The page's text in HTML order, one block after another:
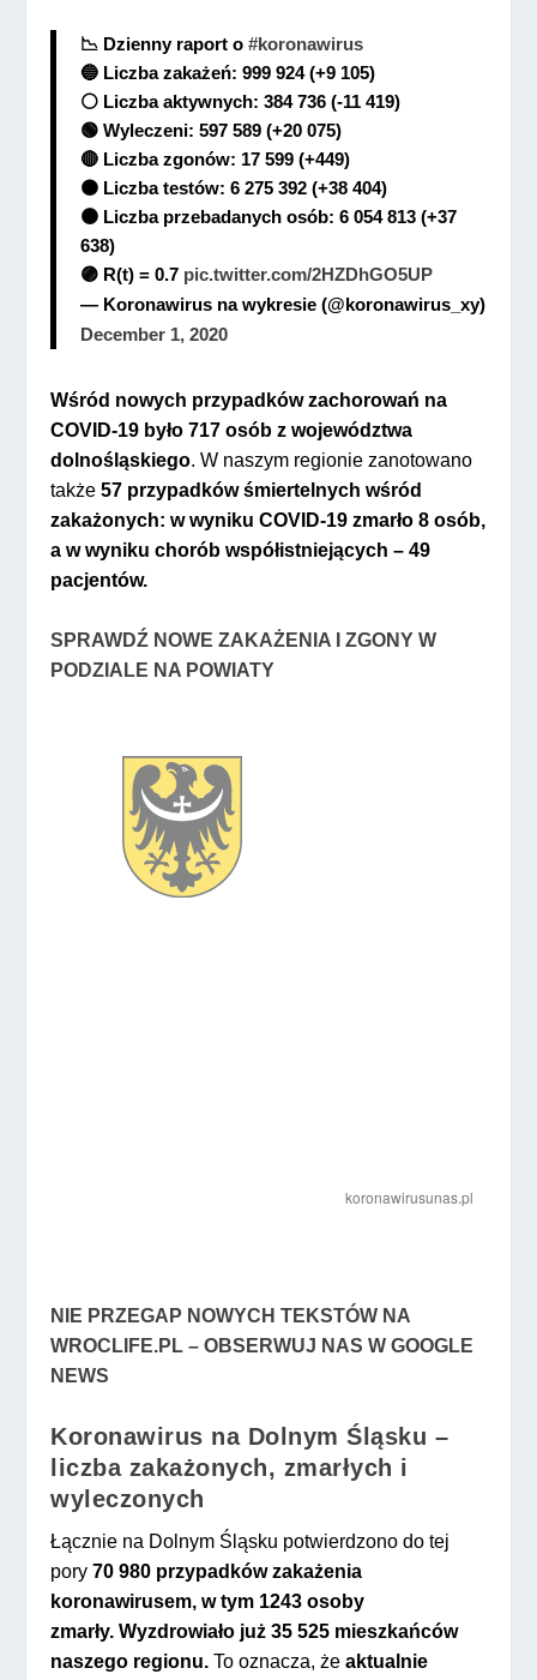
📉 Dzienny raport o#koronawirus
🔵 Liczba zakażeń: 999 924 (+9 105)
⚪️ Liczba aktywnych: 384 736 (-11 419)
🟢 Wyleczeni: 597 589 (+20 075)
🔴 Liczba zgonów: 17 599 (+449)
🟤 Liczba testów: 6 275 392 (+38 404)
🟠 Liczba przebadanych osób: 6 054 813 (+37
638)
🟣 R(t) = 0.7 pic.twitter.com/2HZDhGO5UP
— Koronawirus na wykresie (@koronawirus_xy)
December 1, 2020
Wśród nowych przypadków zachorowań na
COVID-19 było 717 osób z województwa
dolnośląskiego. W naszym regionie zanotowano
także57 przypadków śmiertelnych wśród
zakażonych:w wyniku COVID-19 zmarło 8 osób,
a w wyniku chorób współistniejących – 49
pacjentów.
SPRAWDŹ NOWE ZAKAŻENIA I ZGONY W
PODZIALE NA POWIATY
NIE PRZEGAP NOWYCH TEKSTÓW NA
WROCLIFE.PL – OBSERWUJ NAS W GOOGLE
NEWS
Koronawirus na Dolnym Śląsku –
liczba zakażonych, zmarłych i
wyleczonych
Łącznie na Dolnym Śląsku potwierdzono do tej
pory70 980 przypadków zakażenia
koronawirusem, w tym 1243 osoby
zmarły. Wyzdrowiało już 35 525 mieszkańców
naszego regionu. To oznacza, żeaktualnie